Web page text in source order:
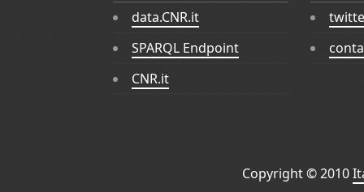
data.CNR.it
SPARQL Endpoint
CNR.it
Copyright © 2010